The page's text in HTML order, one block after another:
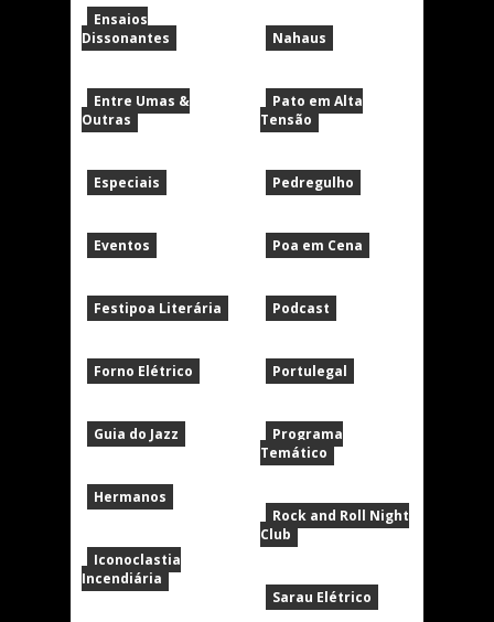
Ensaios
Dissonantes
Entre Umas &
Outras
Especiais
Eventos
Festipoa Literária
Forno Elétrico
Guia do Jazz
Hermanos
Iconoclastia
Incendiária
Nahaus
Pato em Alta
Tensão
Pedregulho
Poa em Cena
Podcast
Portulegal
Programa
Temático
Rock and Roll Night
Club
Sarau Elétrico